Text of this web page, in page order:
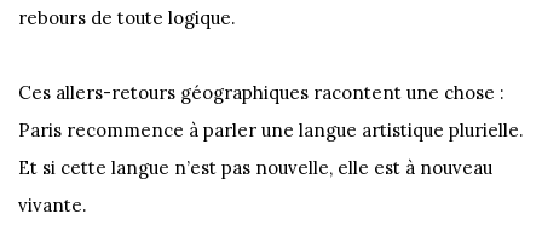
rebours de toute logique.
Ces allers-retours géographiques racontent une chose :
Paris recommence à parler une langue artistique plurielle.
Et si cette langue n’est pas nouvelle, elle est à nouveau
vivante.